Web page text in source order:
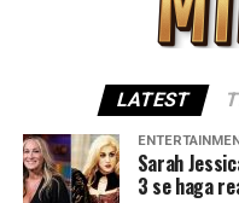
LATEST
Sarah
3 se haga